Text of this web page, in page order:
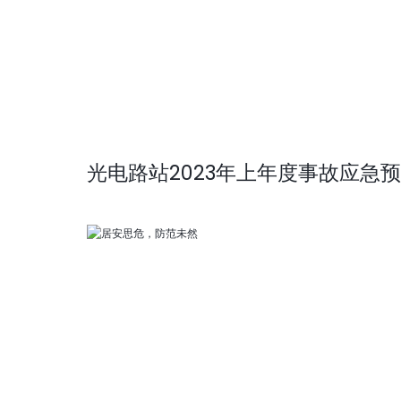
光电路站2023年上年度事故应急